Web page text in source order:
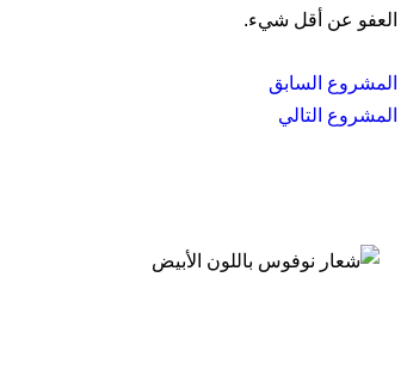
العفو عن أقل شيء.
المشروع السابق
المشروع التالي